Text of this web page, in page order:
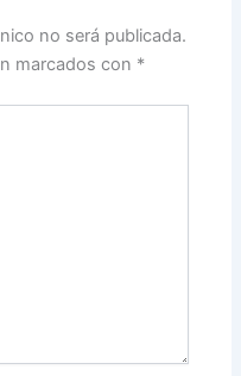
no será publicada.
marcados con *